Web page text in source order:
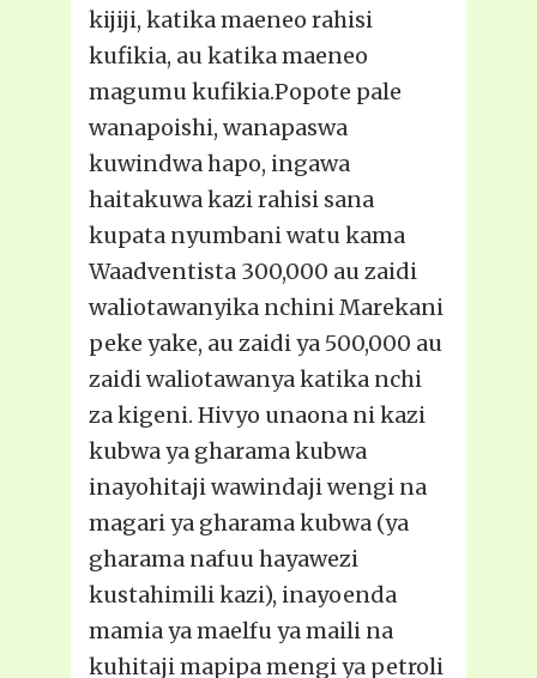
kijiji, katika maeneo rahisi
kufikia, au katika maeneo
magumu kufikia.Popote pale
wanapoishi, wanapaswa
kuwindwa hapo, ingawa
haitakuwa kazi rahisi sana
kupata nyumbani watu kama
Waadventista 300,000 au zaidi
waliotawanyika nchini Marekani
peke yake, au zaidi ya 500,000 au
zaidi waliotawanya katika nchi
za kigeni. Hivyo unaona ni kazi
kubwa ya gharama kubwa
inayohitaji wawindaji wengi na
magari ya gharama kubwa (ya
gharama nafuu hayawezi
kustahimili kazi), inayoenda
mamia ya maelfu ya maili na
kuhitaji mapipa mengi ya petroli